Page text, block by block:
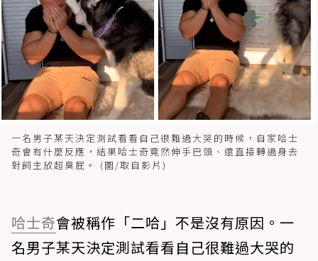
一名男子某天決定測試看看自己很難過大哭的時候，自家哈士
奇會有什麼反應，結果哈士奇竟然伸手巴頭、還直接轉過身去
對飼主放超臭屁。 (圖/取自影片)
哈士奇會被稱作「二哈」不是沒有原因。一
名男子某天決定測試看看自己很難過大哭的